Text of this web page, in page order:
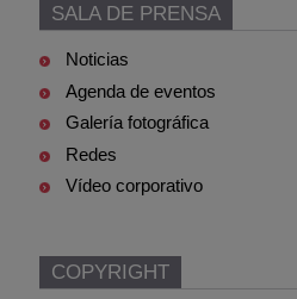
SALA DE PRENSA
Noticias
Agenda de eventos
Galería fotográfica
Redes
Vídeo corporativo
COPYRIGHT